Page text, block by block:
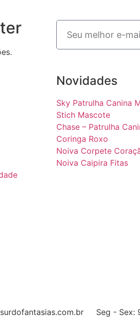
Novidades
Sky Patrulha Canina
Stich Mascote
Chase – Patrulha
Coringa Roxo
Noiva Corpete
Noiva Caipira Fitas
Seg - Sex: